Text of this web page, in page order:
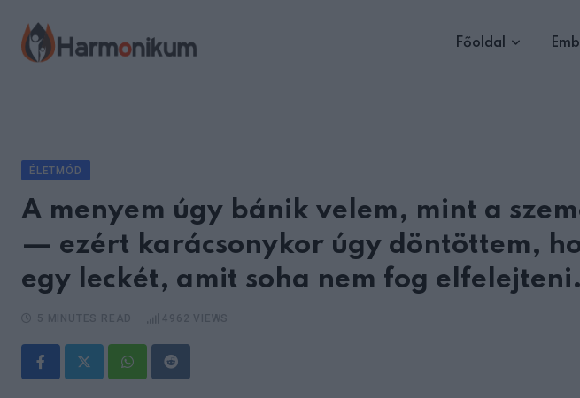
content
Főoldal
ÉLETMÓD
A menyem úgy bánik velem, mint a
— ezért karácsonykor úgy döntöttem,
egy leckét, amit soha nem fog elfelejteni.
WhatsappReddit